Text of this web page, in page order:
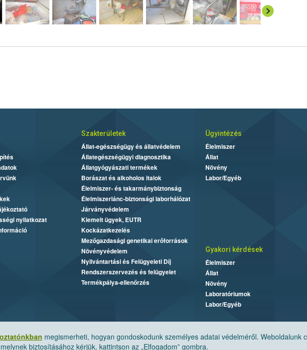
megismerheti, hogyan gondoskodunk személyes adatai védelméről. Weboldalunk
biztosításához kérjük, kattintson az „Elfogadom” gombra.
nyilatkozat
Szakterületek
Állat-egészségügy és állatvédelem
Állategészségügyi diagnosztika
Állatgyógyászati termékek
Borászat és alkoholos italok
Élelmiszer- és takarmánybiztonság
Élelmiszerlánc-biztonsági laborhálózat
Járványvédelem
Kiemelt ügyek, EUTR
Kockázatkezelés
Mezőgazdasági genetikai erőforrások
Növényvédelem
Nyilvántartási és Felügyeleti Díj
Rendszerszervezés és felügyelet
Termékpálya-ellenőrzés
Ügyintézés
Élelmiszer
Állat
Növény
Labor/Egyéb
Gyakori kérdések
Élelmiszer
Állat
Növény
Laboratóriumok
Labor/Egyéb